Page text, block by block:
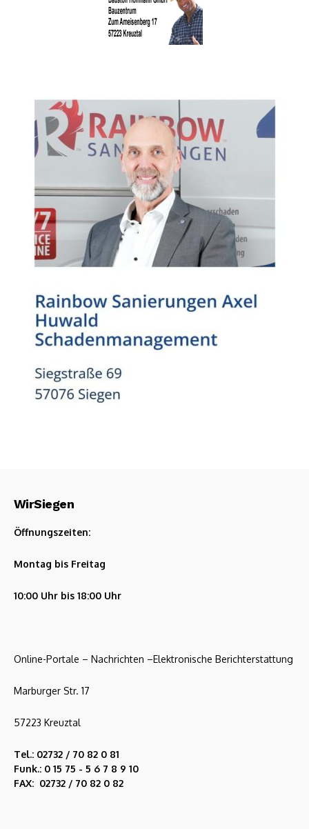
WirSiegen
Öffnungszeiten:
Montag bis Freitag
10:00 Uhr bis 18:00 Uhr
Online-Portale – Nachrichten –Elektronische Berichterstattung
Marburger Str. 17
57223 Kreuztal
Tel.: 02732 / 70 82 0 81
Funk.: 0 15 75 - 5 6 7 8 9 10
FAX: 02732 / 70 82 0 82